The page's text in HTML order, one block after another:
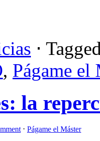
⋅
, Págame el
la
⋅ Págame el Máster